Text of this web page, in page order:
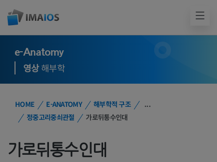
e-Anatomy
영상해부학
HOME E-ANATOMY 해부학적 구조
...
정중고리중쇠관절
가로뒤통수인대
가로뒤통수인대